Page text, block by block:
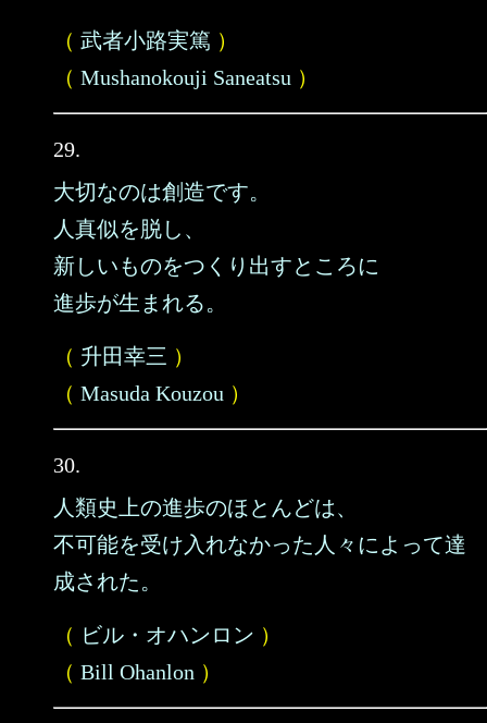
（ 武者小路実篤 ）
（ Mushanokouji Saneatsu ）
29.
大切なのは創造です。
人真似を脱し、
新しいものをつくり出すところに
進歩が生まれる。
（ 升田幸三 ）
（ Masuda Kouzou ）
30.
人類史上の進歩のほとんどは、
不可能を受け入れなかった人々によって達
成された。
（ ビル・オハンロン ）
（ Bill Ohanlon ）